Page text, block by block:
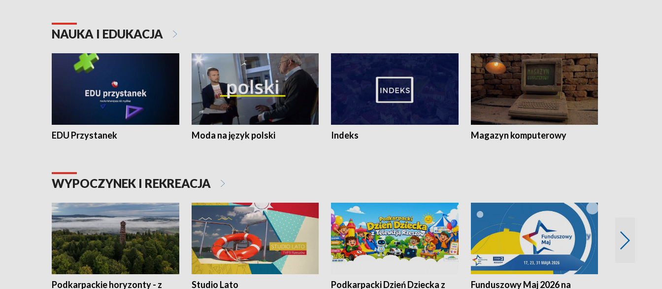
NAUKA I EDUKACJA
EDU Przystanek Moda na język polski Indeks Magazyn komputerowy
WYPOCZYNEK I REKREACJA
Podkarpackie horyzonty - z Studio Lato Podkarpacki Dzień Dziecka z Funduszowy Maj 2026 na